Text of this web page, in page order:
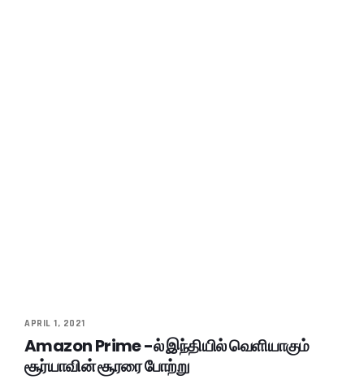
APRIL 1, 2021
Amazon Prime -ல் இந்தியில் வெளியாகும்
சூர்யாவின் சூரரை போற்று